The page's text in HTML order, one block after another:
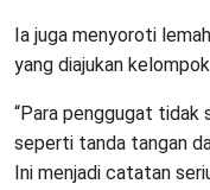
Ia juga menyoroti
yang diajukan
“Para penggugat tidak
seperti tanda tangan
Ini menjadi catatan